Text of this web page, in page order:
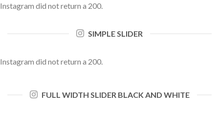
Instagram did not return a 200.
SIMPLE SLIDER
Instagram did not return a 200.
FULL WIDTH SLIDER BLACK AND WHITE